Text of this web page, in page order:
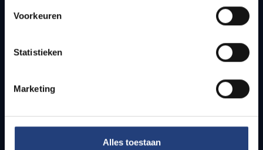
Voorkeuren
Statistieken
Marketing
Alles toestaan
How to get to the VUB campuses